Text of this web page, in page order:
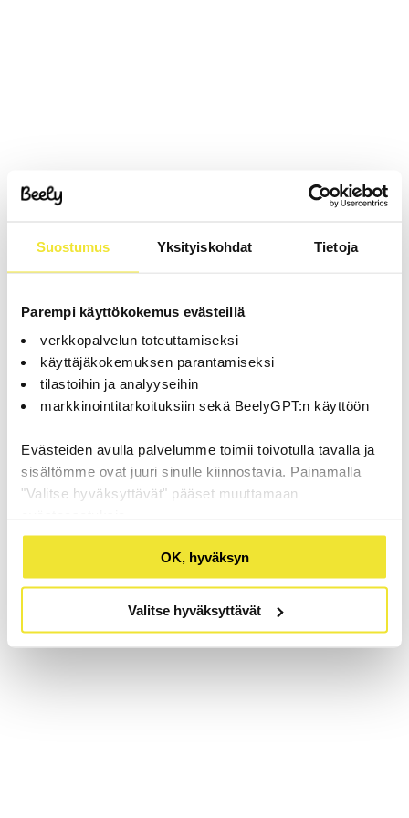
Suostumus Yksityiskohdat Tietoja
Parempi käyttökokemus evästeillä
verkkopalvelun toteuttamiseksi
käyttäjäkokemuksen parantamiseksi
tilastoihin ja analyyseihin
markkinointitarkoituksiin sekä BeelyGPT:n käyttöön
Evästeiden avulla palvelumme toimii toivotulla tavalla ja
sisältömme ovat juuri sinulle kiinnostavia. Painamalla
"Valitse hyväksyttävät" pääset muuttamaan
OK, hyväksyn
Valitse hyväksyttävät